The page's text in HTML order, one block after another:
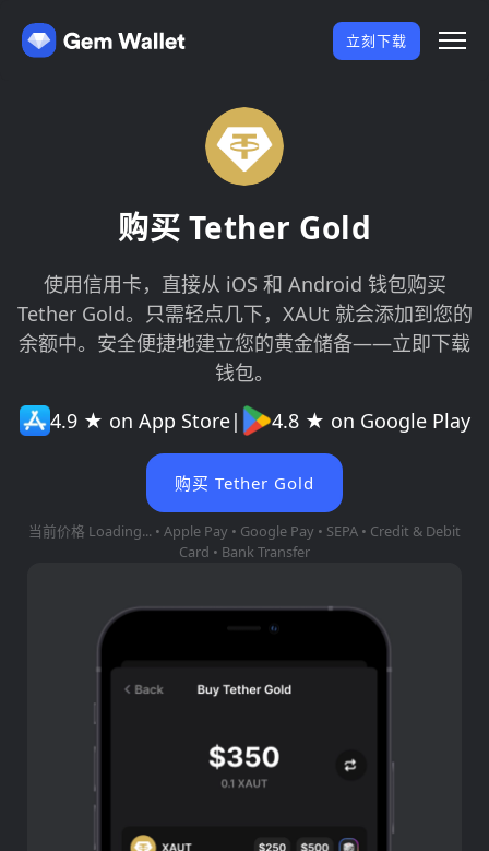
立刻下载
购买 Tether Gold
使用信用卡，直接从 iOS 和 Android 钱包购买
Tether Gold。只需轻点几下，XAUt 就会添加到您的
余额中。安全便捷地建立您的黄金储备——立即下载
钱包。
4.9 ★ on App Store| 4.8 ★ on Google Play
购买 Tether Gold
当前价格 Loading... • Apple Pay • Google Pay • SEPA • Credit & Debit
Card • Bank Transfer